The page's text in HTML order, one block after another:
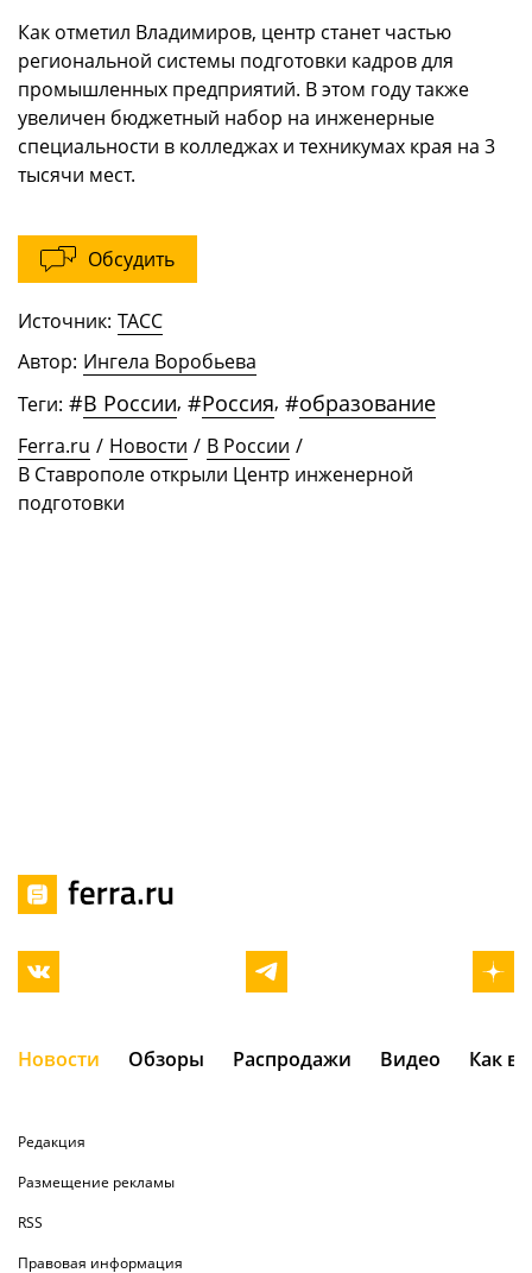
Как отметил Владимиров, центр станет частью
региональной системы подготовки кадров для
промышленных предприятий. В этом году также
увеличен бюджетный набор на инженерные
специальности в колледжах и техникумах края на 3
тысячи мест.
Обсудить
Источник: ТАСС
Автор: Ингела Воробьева
Теги: #В России, #Россия, #образование
Ferra.ru / Новости / В России /
В Ставрополе открыли Центр инженерной
подготовки
Новости Обзоры Распродажи Видео Как
Редакция
Размещение рекламы
RSS
Правовая информация